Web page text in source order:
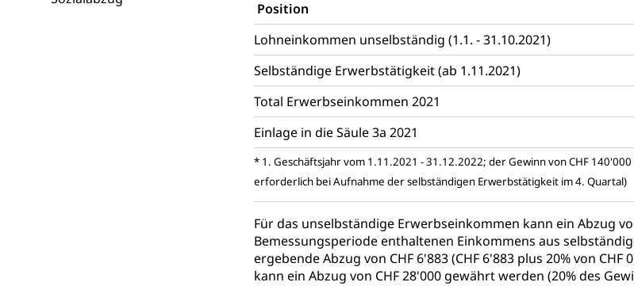
Position
Lohneinkommen unselbständig (1.1. - 31.10.2021)
Selbständige Erwerbstätigkeit (ab 1.11.2021)
Total Erwerbseinkommen 2021
Einlage in die Säule 3a 2021
* 1. Geschäftsjahr vom 1.11.2021 - 31.12.2022; der Gewinn von CHF
erforderlich bei Aufnahme der selbständigen Erwerbstätigkeit im 4. Quartal)
Für das unselbständige Erwerbseinkommen kann ein Abzug
Bemessungsperiode enthaltenen Einkommens aus
ergebende Abzug von CHF 6'883 (CHF 6'883 plus 20% von
kann ein Abzug von CHF 28'000 gewährt werden (20% des